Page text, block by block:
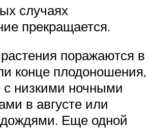
случаях
прекращается.
поражаются в
конце плодоношения,
с низкими ночными
в августе или
Еще одной